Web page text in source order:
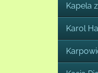
Kapela
Karol